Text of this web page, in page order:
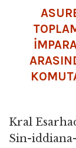
Kral
Sin-